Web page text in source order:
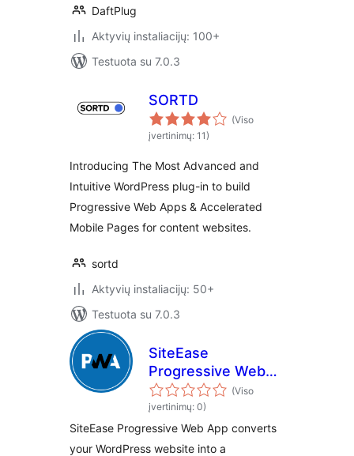
DaftPlug
Aktyvių instaliacijų: 100+
Testuota su 7.0.3
SORTD
(Viso
įvertinimų: 11)
Introducing The Most Advanced and
Intuitive WordPress plug-in to build
Progressive Web Apps & Accelerated
Mobile Pages for content websites.
sortd
Aktyvių instaliacijų: 50+
Testuota su 7.0.3
SiteEase
Progressive Web
App
(Viso
įvertinimų: 0)
SiteEase Progressive Web App converts
your WordPress website into a